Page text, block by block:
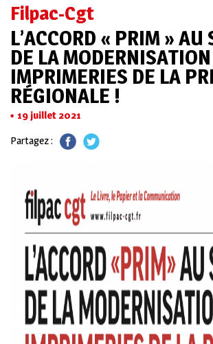
Filpac-Cgt
L’ACCORD « PRIM » AU
DE LA
IMPRIMERIES DE LA
RÉGIONALE !
19 juillet 2021
Partagez :